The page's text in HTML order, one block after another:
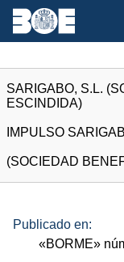
SARIGABO, S.L.
ESCINDIDA)
IMPULSO
(SOCIEDAD
Publicado en:
«BORME»